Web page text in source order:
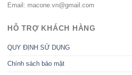
Email: macone.vn@gmail.com
HỖ TRỢ KHÁCH HÀNG
QUY ĐỊNH SỬ DỤNG
Chính sách bảo mật